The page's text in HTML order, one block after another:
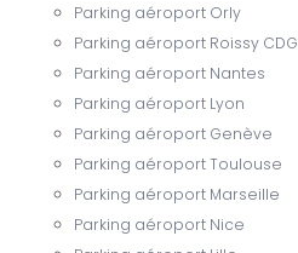
Parking aéroport Orly
Parking aéroport Roissy CDG
Parking aéroport Nantes
Parking aéroport Lyon
Parking aéroport Genève
Parking aéroport Toulouse
Parking aéroport Marseille
Parking aéroport Nice